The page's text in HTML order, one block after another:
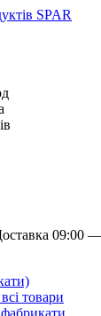
09:00
товари